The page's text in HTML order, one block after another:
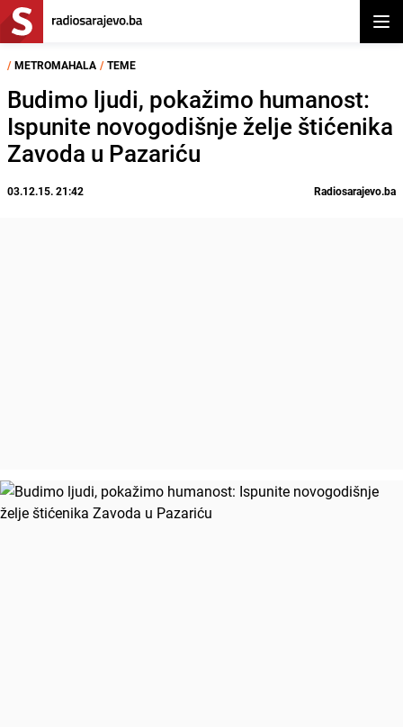
/ METROMAHALA / TEME
Budimo ljudi, pokažimo humanost:
Ispunite novogodišnje želje štićenika
Zavoda u Pazariću
03.12.15. 21:42 Radiosarajevo.ba